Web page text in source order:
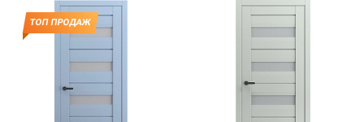
ТОП ПРОДАЖ